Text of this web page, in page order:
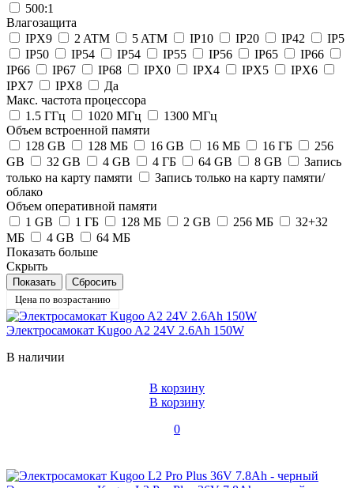
500:1
Влагозащита
IPX9
2 ATM 5 ATM IP10 IP20 IP42
IP5
IP50
IP54 IP54 IP55 IP56 IP65
IP66
IP66
IP67 IP68 IPX0 IPX4 IPX5
IPX6
IPX7
IPX8
Да
Макс. частота процессора
1.5 ГГц
1020 МГц
1300 МГц
Объем встроенной памяти
128 GB
128 МБ 16 GB 16 MБ 16 ГБ
256
GB
32 GB 4 GB 4 ГБ 64 GB 8 GB
Запись
только на карту памяти
Запись только на карту памяти/
облако
Объем оперативной памяти
1 GB
1 ГБ 128 МБ 2 GB 256 МБ
32+32
МБ
4 GB
64 MБ
Показать больше
Скрыть
Цена по возрастанию
Электросамокат Kugoo A2 24V 2.6Ah 150W
В наличии
В корзину
В корзину
0